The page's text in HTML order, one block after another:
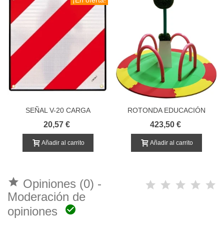
SEÑAL V-20 CARGA
SALIENTE HOMOLOGADA
20,57 €
Añadir al carrito
ROTONDA EDUCACIÓN
VIAL
423,50 €
Añadir al carrito
 Opiniones (0) -
Moderación de
opiniones
